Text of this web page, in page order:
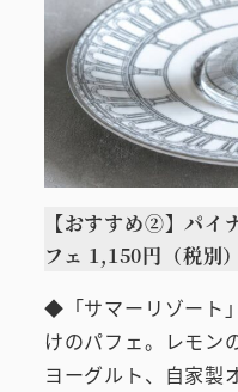
【おすすめ②】パイ
フェ 1,150円（税別）
◆「サマーリゾート
けのパフェ。レモン
ヨーグルト、自家製